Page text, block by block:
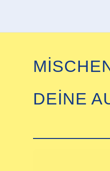
DEINE